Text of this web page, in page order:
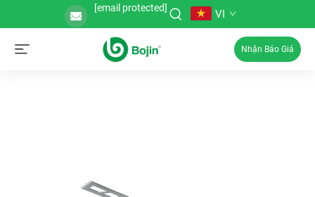
[email protected] VI
Nhận Báo Giá